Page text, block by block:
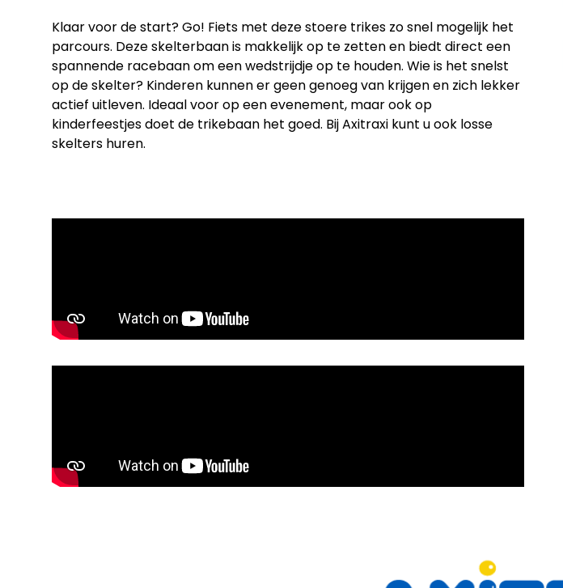
Klaar voor de start? Go! Fiets met deze stoere trikes zo snel mogelijk het
parcours. Deze skelterbaan is makkelijk op te zetten en biedt direct een
spannende racebaan om een wedstrijdje op te houden. Wie is het snelst
op de skelter? Kinderen kunnen er geen genoeg van krijgen en zich lekker
actief uitleven. Ideaal voor op een evenement, maar ook op
kinderfeestjes doet de trikebaan het goed. Bij Axitraxi kunt u ook losse
skelters huren.